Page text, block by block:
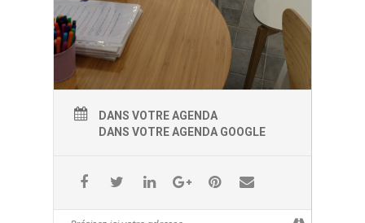
DANS VOTRE AGENDA
DANS VOTRE AGENDA GOOGLE